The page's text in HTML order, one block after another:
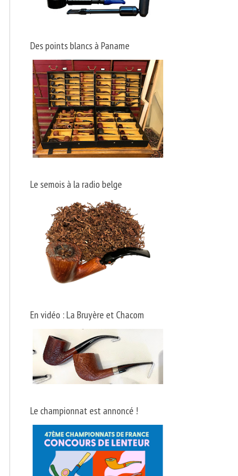
Des points blancs à Paname
Le semois à la radio belge
En vidéo : La Bruyère et Chacom
Le championnat est annoncé !